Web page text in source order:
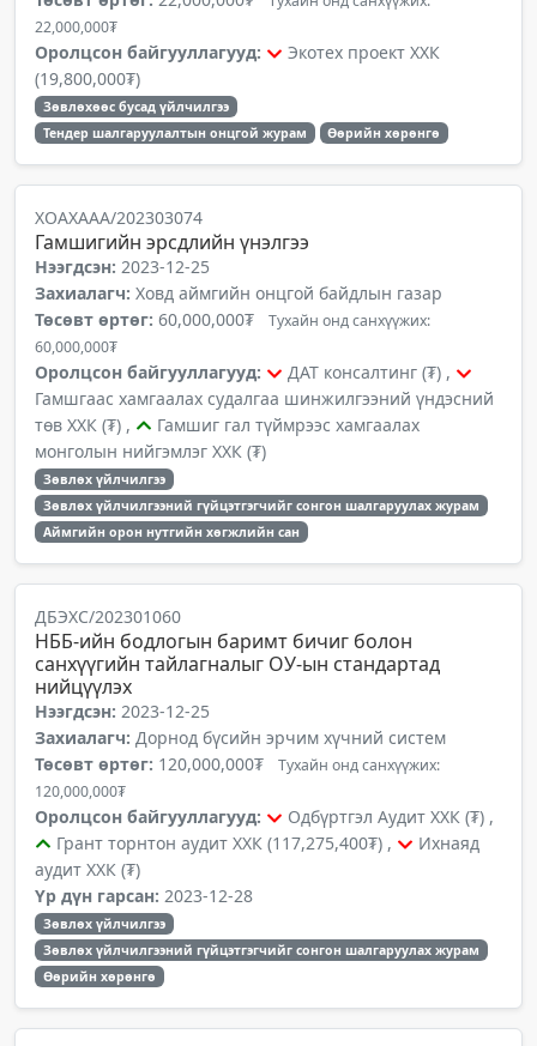
22,000,000₮
Оролцсон байгууллагууд:
Экотех проект ХХК
(19,800,000₮)
Зөвлөхөөс бусад үйлчилгээ
Тендер шалгаруулалтын онцгой журам
Өөрийн хөрөнгө
ХОАХААА/202303074
Гамшигийн эрсдлийн үнэлгээ
Нээгдсэн: 2023-12-25
Захиалагч: Ховд аймгийн онцгой байдлын газар
Төсөвт өртөг: 60,000,000₮ Тухайн онд санхүүжих:
60,000,000₮
Оролцсон байгууллагууд:
ДАТ консалтинг (₮) ,
Гамшгаас хамгаалах судалгаа шинжилгээний үндэсний
төв ХХК (₮) ,
Гамшиг гал түймрээс хамгаалах
монголын нийгэмлэг ХХК (₮)
Зөвлөх үйлчилгээ
Зөвлөх үйлчилгээний гүйцэтгэгчийг сонгон шалгаруулах журам
Аймгийн орон нутгийн хөгжлийн сан
ДБЭХС/202301060
НББ-ийн бодлогын баримт бичиг болон
санхүүгийн тайлагналыг ОУ-ын стандартад
нийцүүлэх
Нээгдсэн: 2023-12-25
Захиалагч: Дорнод бүсийн эрчим хүчний систем
Төсөвт өртөг: 120,000,000₮ Тухайн онд санхүүжих:
120,000,000₮
Оролцсон байгууллагууд:
Одбүртгэл Аудит ХХК (₮) ,
Грант торнтон аудит ХХК (117,275,400₮) ,
Ихнаяд
аудит ХХК (₮)
Үр дүн гарсан: 2023-12-28
Зөвлөх үйлчилгээ
Зөвлөх үйлчилгээний гүйцэтгэгчийг сонгон шалгаруулах журам
Өөрийн хөрөнгө